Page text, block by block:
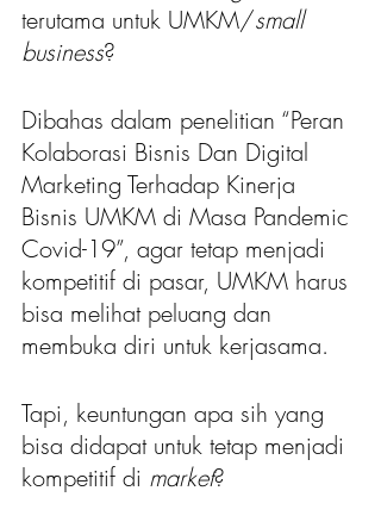
terutama untuk UMKM/small
business?
Dibahas dalam penelitian “Peran
Kolaborasi Bisnis Dan Digital
Marketing Terhadap Kinerja
Bisnis UMKM di Masa Pandemic
Covid-19”, agar tetap menjadi
kompetitif di pasar, UMKM harus
bisa melihat peluang dan
membuka diri untuk kerjasama.
Tapi, keuntungan apa sih yang
bisa didapat untuk tetap menjadi
kompetitif di market?